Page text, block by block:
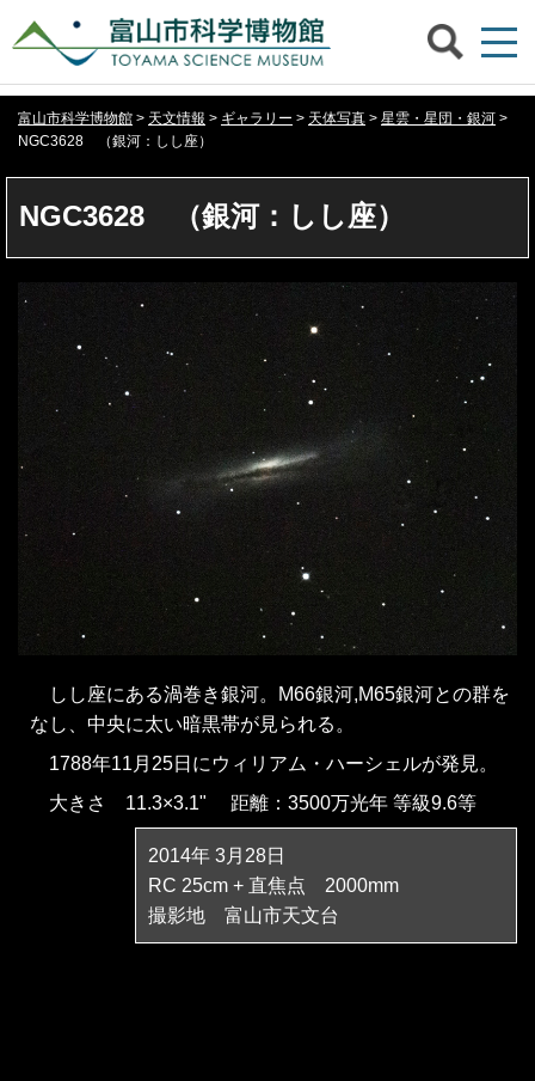
富山市科学博物館 > 天文情報 > ギャラリー > 天体写真 > 星雲・星団・銀河 >
NGC3628 （銀河：しし座）
NGC3628 （銀河：しし座）
しし座にある渦巻き銀河。M66銀河,M65銀河との群を
なし、中央に太い暗黒帯が見られる。
1788年11月25日にウィリアム・ハーシェルが発見。
大きさ 11.3×3.1" 距離：3500万光年 等級9.6等
2014年 3月28日
RC 25cm + 直焦点 2000mm
撮影地 富山市天文台